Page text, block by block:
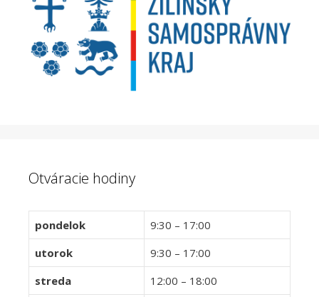
Otváracie hodiny
pondelok
9:30 – 17:00
utorok
9:30 – 17:00
streda
12:00 – 18:00